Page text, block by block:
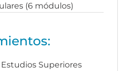
(6 módulos)
Superiores